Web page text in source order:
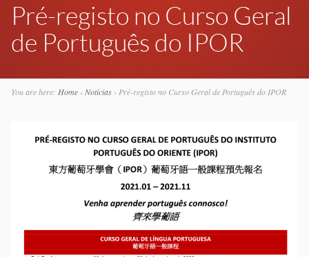
Pré-registo no Curso Geral
de Português do IPOR
You are here: Home› Notícias› Pré-registo no Curso Geral de Português do IPOR